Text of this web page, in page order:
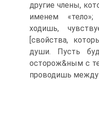
другие члены,
именем
ходишь,
[свойства,
души. Пусть
осторож&ным с
проводишь